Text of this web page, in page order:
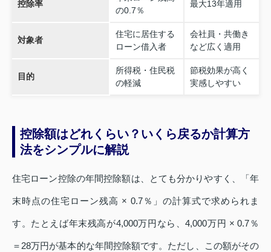
控除率
の0.7％
最大13年適用
対象者
住宅に居住する
ローン借入者
会社員・共働き
など広く適用
目的
所得税・住民税
の軽減
節税効果が高く
実感しやすい
控除額はどれくらい？いくら戻るか計算方
法をシンプルに解説
住宅ローン控除の年間控除額は、とても分かりやすく、「年
末時点の住宅ローン残高 × 0.7％」の計算式で求められま
す。たとえば年末残高が4,000万円なら、4,000万円 × 0.7％
＝28万円が基本的な年間控除額です。ただし、この額がその